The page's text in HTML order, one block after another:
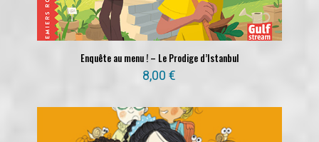
Enquête au menu ! – Le Prodige d’Istanbul
8,00€